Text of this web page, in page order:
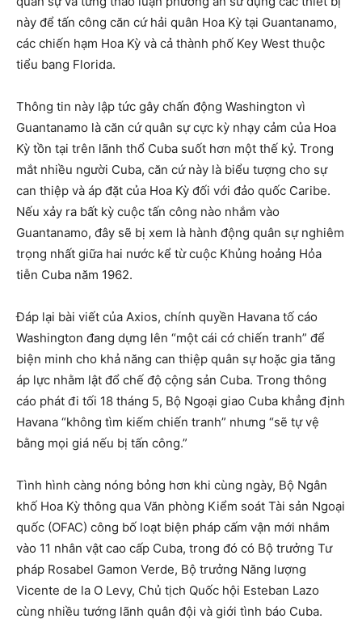
này để tấn công căn cứ hải quân Hoa Kỳ tại Guantanamo,
các chiến hạm Hoa Kỳ và cả thành phố Key West thuộc
tiểu bang Florida.
Thông tin này lập tức gây chấn động Washington vì
Guantanamo là căn cứ quân sự cực kỳ nhạy cảm của Hoa
Kỳ tồn tại trên lãnh thổ Cuba suốt hơn một thế kỷ. Trong
mắt nhiều người Cuba, căn cứ này là biểu tượng cho sự
can thiệp và áp đặt của Hoa Kỳ đối với đảo quốc Caribe.
Nếu xảy ra bất kỳ cuộc tấn công nào nhắm vào
Guantanamo, đây sẽ bị xem là hành động quân sự nghiêm
trọng nhất giữa hai nước kể từ cuộc Khủng hoảng Hỏa
tiễn Cuba năm 1962.
Đáp lại bài viết của Axios, chính quyền Havana tố cáo
Washington đang dựng lên “một cái cớ chiến tranh” để
biện minh cho khả năng can thiệp quân sự hoặc gia tăng
áp lực nhằm lật đổ chế độ cộng sản Cuba. Trong thông
cáo phát đi tối 18 tháng 5, Bộ Ngoại giao Cuba khẳng định
Havana “không tìm kiếm chiến tranh” nhưng “sẽ tự vệ
bằng mọi giá nếu bị tấn công.”
Tình hình càng nóng bỏng hơn khi cùng ngày, Bộ Ngân
khố Hoa Kỳ thông qua Văn phòng Kiểm soát Tài sản Ngoại
quốc (OFAC) công bố loạt biện pháp cấm vận mới nhắm
vào 11 nhân vật cao cấp Cuba, trong đó có Bộ trưởng Tư
pháp Rosabel Gamon Verde, Bộ trưởng Năng lượng
Vicente de la O Levy, Chủ tịch Quốc hội Esteban Lazo
cùng nhiều tướng lãnh quân đội và giới tình báo Cuba.